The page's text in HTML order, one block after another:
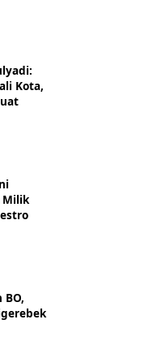
Kota,
Milik
BO,